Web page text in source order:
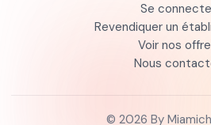
Se
Revendiquer un
Voir nos
Nous
© 2026 By